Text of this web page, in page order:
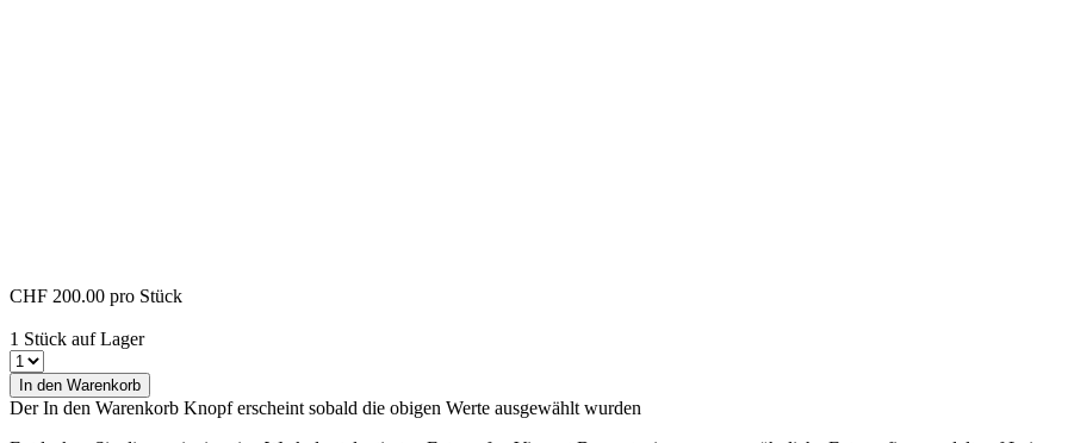
CHF 200.00 pro Stück
1 Stück auf Lager
In den Warenkorb
Der In den Warenkorb Knopf erscheint sobald die obigen Werte ausgewählt wurden